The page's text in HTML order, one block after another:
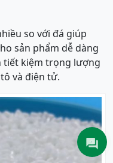
so với đá giúp
sản phẩm dễ dàng
tiết kiệm trọng lượng
và điện tử.